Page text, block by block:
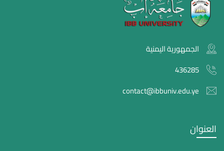
الجمهورية اليمنية
436285
contact@ibbuniv.edu.ye
العنوان